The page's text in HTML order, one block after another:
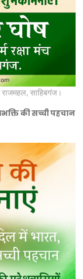
राजमहल, साहिबगंज।
की सच्ची पहचान